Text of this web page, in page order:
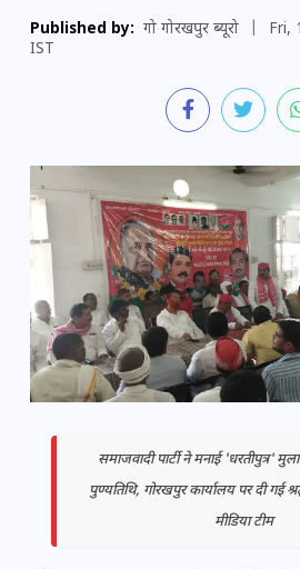
Published by: गो गोरखपुर ब्यूरो
Fri,
IST
समाजवादी पार्टी ने मनाई 'धरतीपुत्र'
पुण्यतिथि, गोरखपुर कार्यालय पर दी गई
मीडिया टीम